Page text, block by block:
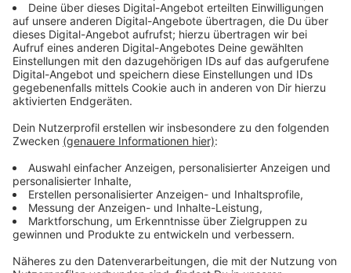
Anzeige
Die Bergische Heideterrasse zieht sich rechtsrheinisch
von der Ruhr im Norden bis zur Sieg im Süden. Die
Heide oder die Wiescheider Wiesen bei Langenfeld.
und Naturschutz) um eine Wieder-Vernässung der
Moorböden. Der NaturschutzBUND muss deshalb mit
den Flächeneigentümern sprechen; Ziel: Die
Wiederherstellung des natürlichen Zustands.
Entwässerungsgräben.